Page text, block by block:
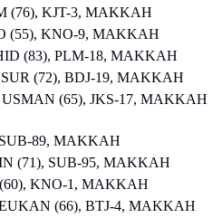
(76), KJT-3, MAKKAH
(55), KNO-9, MAKKAH
(83), PLM-18, MAKKAH
(72), BDJ-19, MAKKAH
(65), JKS-17, MAKKAH
89, MAKKAH
(71), SUB-95, MAKKAH
KNO-1, MAKKAH
(66), BTJ-4, MAKKAH